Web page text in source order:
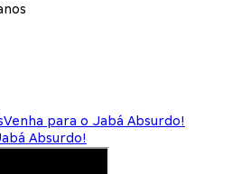
Venha para o Jabá Absurdo!
Absurdo!